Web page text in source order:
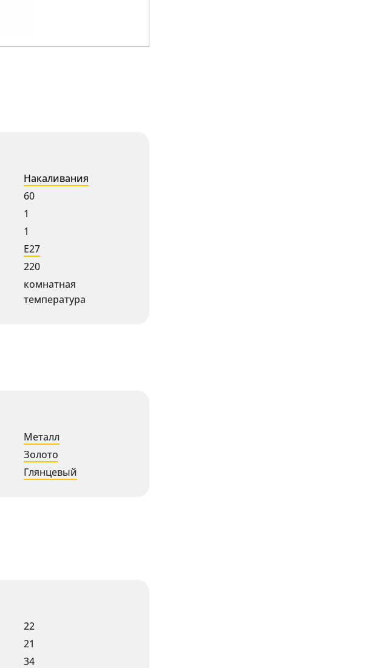
Накаливания
60
1
1
E27
220
комнатная
температура
Металл
Золото
Глянцевый
22
21
34